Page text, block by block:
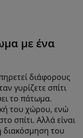
με ένα
διάφορους
γυρίζετε σπίτι
το πάτωμα.
του χώρου, ενώ
σπίτι. Αλλά είναι
διακόσμηση του